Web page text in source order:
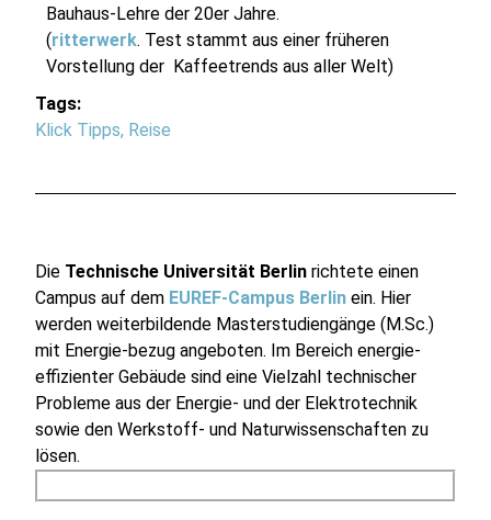
Bauhaus-Lehre der 20er Jahre.
(ritterwerk. Test stammt aus einer früheren
Vorstellung der Kaffeetrends aus aller Welt)
Tags:
Klick Tipps, Reise
Die Technische Universität Berlin richtete einen
Campus auf dem EUREF-Campus Berlin ein. Hier
werden weiterbildende Masterstudiengänge (M.Sc.)
mit Energie-bezug angeboten. Im Bereich energie-
effizienter Gebäude sind eine Vielzahl technischer
Probleme aus der Energie- und der Elektrotechnik
sowie den Werkstoff- und Naturwissenschaften zu
lösen.